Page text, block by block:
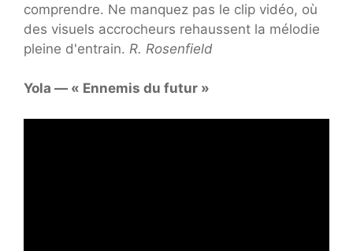
comprendre. Ne manquez pas le clip vidéo, où
des visuels accrocheurs rehaussent la mélodie
pleine d'entrain. R. Rosenfield
Yola — « Ennemis du futur »